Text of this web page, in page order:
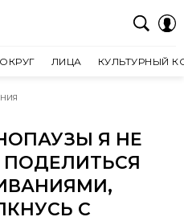
ЛИЦА КУЛЬТУРНЫЙ
Я НЕ
С